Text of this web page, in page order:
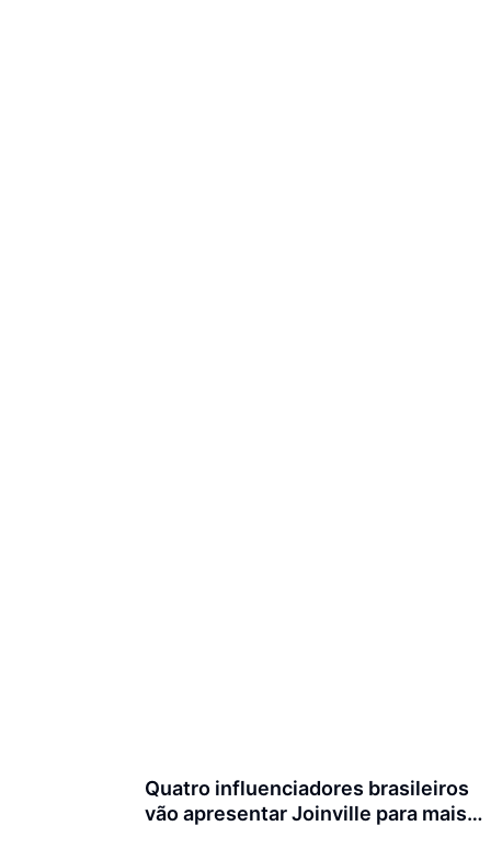
Quatro influenciadores brasileiros
vão apresentar Joinville para mais